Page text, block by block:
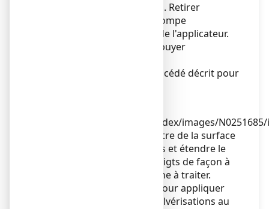
1. Retirer le capot du flacon. Retirer
l'élément supérieur de la pompe
2. Relever l'embout coudé de l'applicateur.
Adapter l'applicateur et appuyer
Opérer ensuite selon le procédé décrit pour
3. Diriger la tige vers le centre de la surface
à traiter, l'actionner une fois et étendre le
produit avec le bout des doigts de façon à
couvrir l'ensemble de la zone à traiter.
Répéter l'opération 6 fois pour appliquer
une dose de 1 mL (soit 7 pulvérisations au